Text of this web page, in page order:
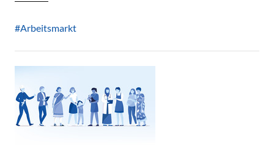
#Arbeitsmarkt